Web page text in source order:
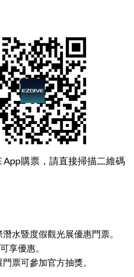
App購票，請直接掃描二維碼
水暨度假觀光展優惠門票。
享優惠。
票可參加官方抽獎。